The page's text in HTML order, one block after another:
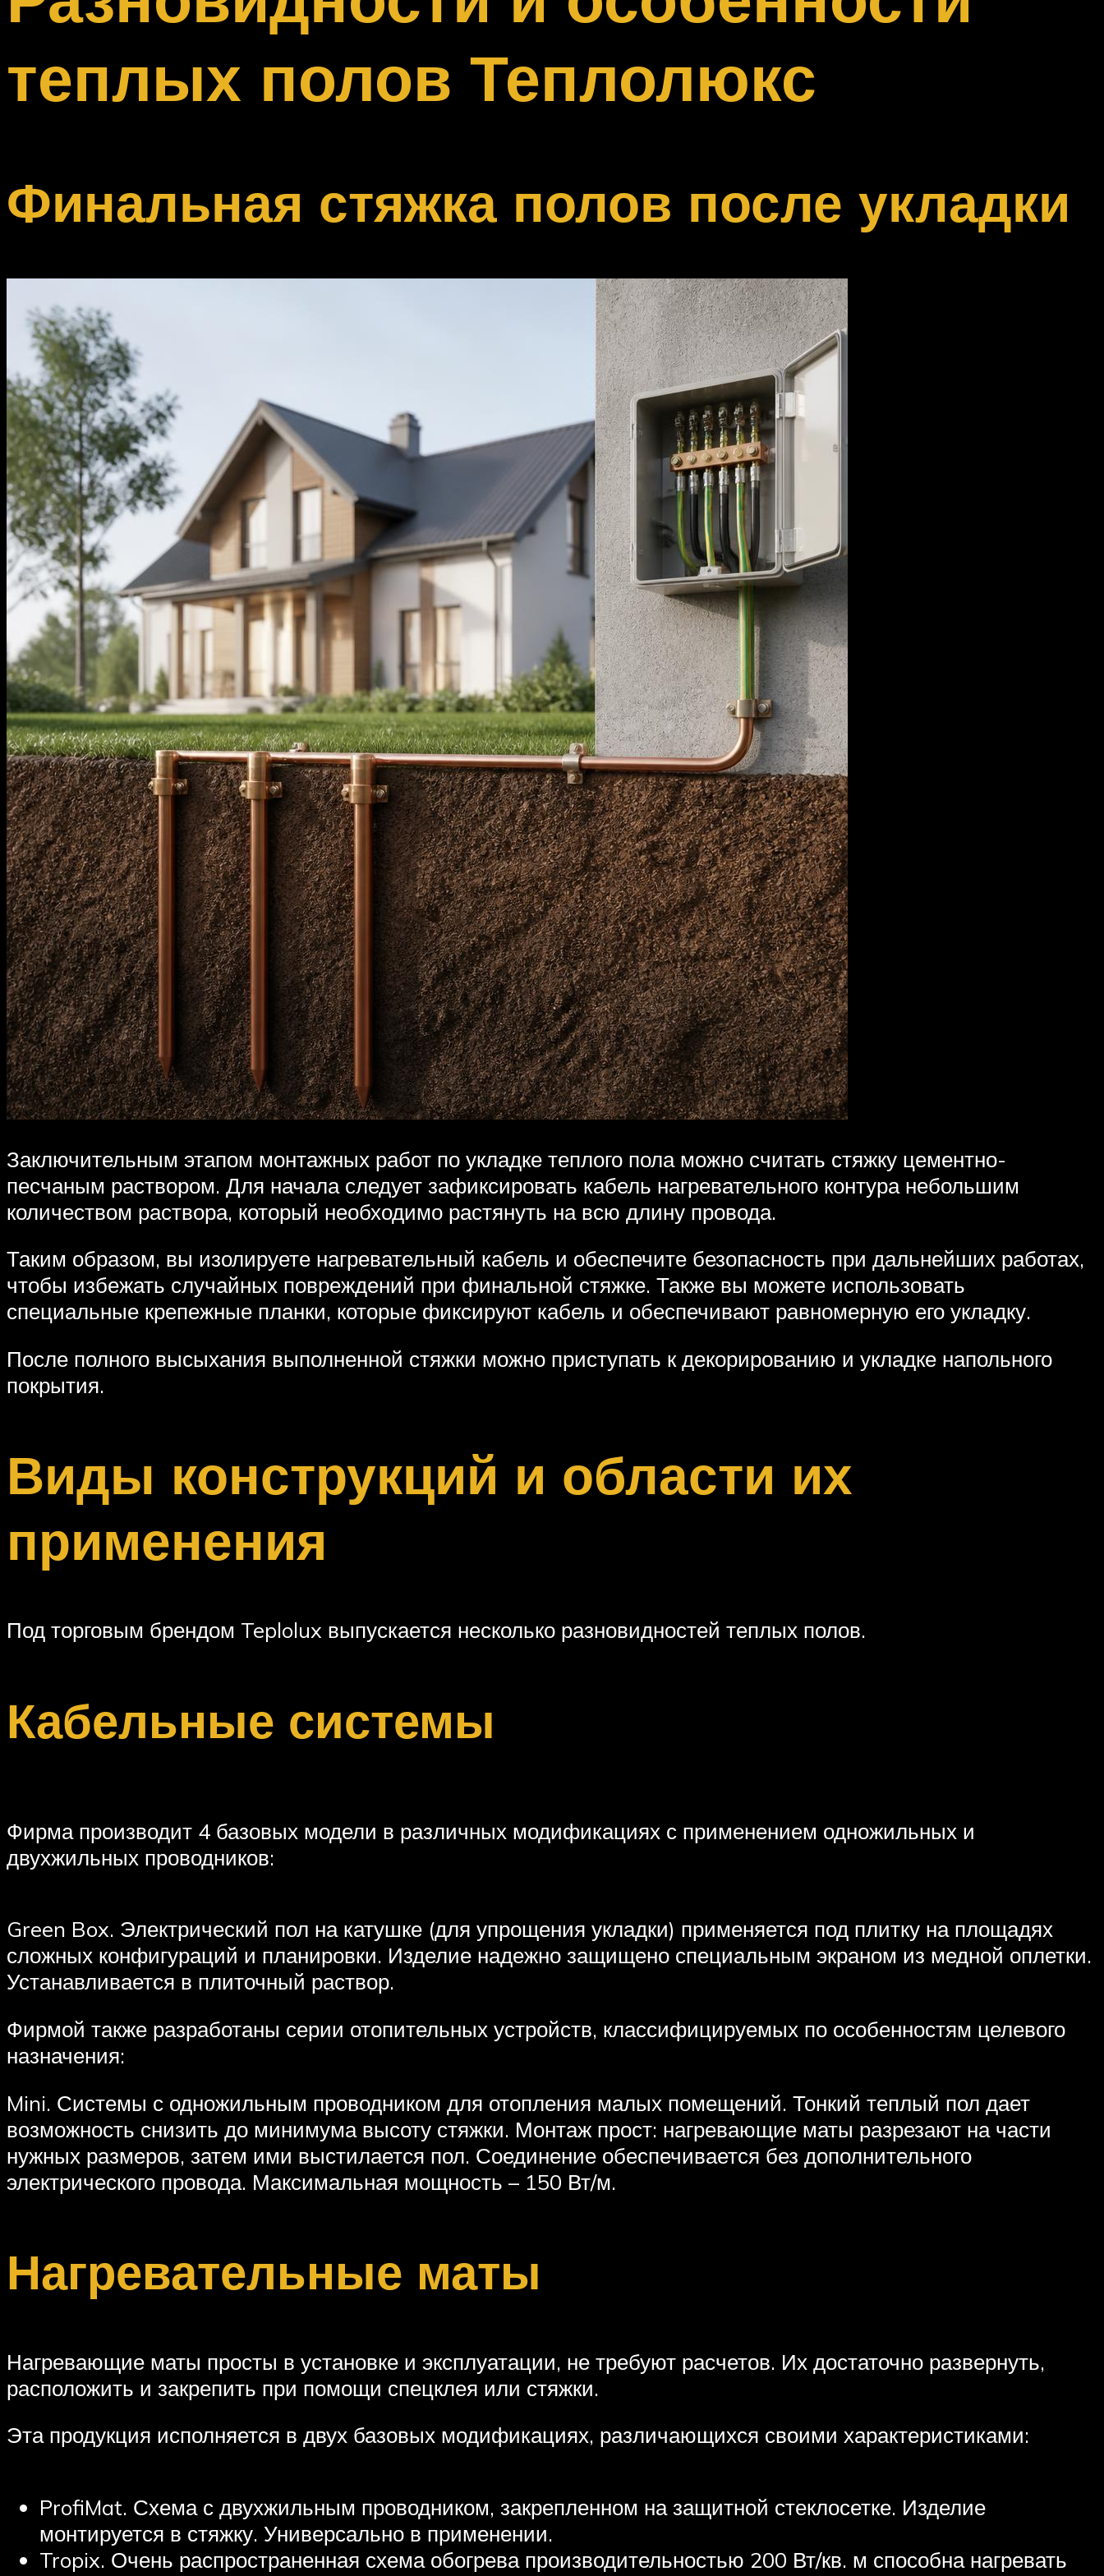
теплых полов Теплолюкс
Финальная стяжка полов после укладки
Заключительным этапом монтажных работ по укладке теплого пола можно считать стяжку цементно-
песчаным раствором. Для начала следует зафиксировать кабель нагревательного контура небольшим
количеством раствора, который необходимо растянуть на всю длину провода.
Таким образом, вы изолируете нагревательный кабель и обеспечите безопасность при дальнейших работах,
чтобы избежать случайных повреждений при финальной стяжке. Также вы можете использовать
специальные крепежные планки, которые фиксируют кабель и обеспечивают равномерную его укладку.
После полного высыхания выполненной стяжки можно приступать к декорированию и укладке напольного
покрытия.
Виды конструкций и области их
применения
Под торговым брендом Teplolux выпускается несколько разновидностей теплых полов.
Кабельные системы
Фирма производит 4 базовых модели в различных модификациях с применением одножильных и
двухжильных проводников:
Green Box. Электрический пол на катушке (для упрощения укладки) применяется под плитку на площадях
сложных конфигураций и планировки. Изделие надежно защищено специальным экраном из медной оплетки.
Устанавливается в плиточный раствор.
Фирмой также разработаны серии отопительных устройств, классифицируемых по особенностям целевого
назначения:
Mini. Системы с одножильным проводником для отопления малых помещений. Тонкий теплый пол дает
возможность снизить до минимума высоту стяжки. Монтаж прост: нагревающие маты разрезают на части
нужных размеров, затем ими выстилается пол. Соединение обеспечивается без дополнительного
электрического провода. Максимальная мощность – 150 Вт/м.
Нагревательные маты
Нагревающие маты просты в установке и эксплуатации, не требуют расчетов. Их достаточно развернуть,
расположить и закрепить при помощи спецклея или стяжки.
Эта продукция исполняется в двух базовых модификациях, различающихся своими характеристиками:
ProfiMat. Схема с двухжильным проводником, закрепленном на защитной стеклосетке. Изделие
монтируется в стяжку. Универсально в применении.
Tropix. Очень распространенная схема обогрева производительностью 200 Вт/кв. м способна нагревать